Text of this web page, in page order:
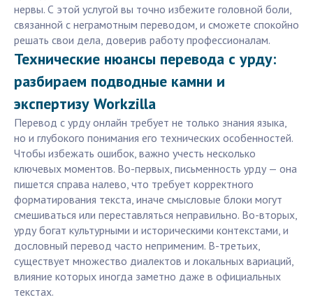
нервы. С этой услугой вы точно избежите головной боли,
связанной с неграмотным переводом, и сможете спокойно
решать свои дела, доверив работу профессионалам.
Технические нюансы перевода с урду:
разбираем подводные камни и
экспертизу Workzilla
Перевод с урду онлайн требует не только знания языка,
но и глубокого понимания его технических особенностей.
Чтобы избежать ошибок, важно учесть несколько
ключевых моментов. Во-первых, письменность урду — она
пишется справа налево, что требует корректного
форматирования текста, иначе смысловые блоки могут
смешиваться или переставляться неправильно. Во-вторых,
урду богат культурными и историческими контекстами, и
дословный перевод часто неприменим. В-третьих,
существует множество диалектов и локальных вариаций,
влияние которых иногда заметно даже в официальных
текстах.